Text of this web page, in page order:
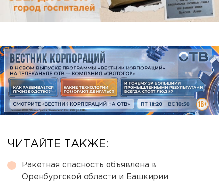
ЧИТАЙТЕ ТАКЖЕ:
Ракетная опасность объявлена в
Оренбургской области и Башкирии